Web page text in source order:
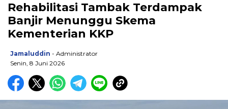
Rehabilitasi Tambak Terdampak
Banjir Menunggu Skema
Kementerian KKP
Jamaluddin - Administrator
Senin, 8 Juni 2026